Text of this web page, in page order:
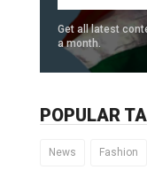
Get all latest
a month.
POPULAR
News Fashion